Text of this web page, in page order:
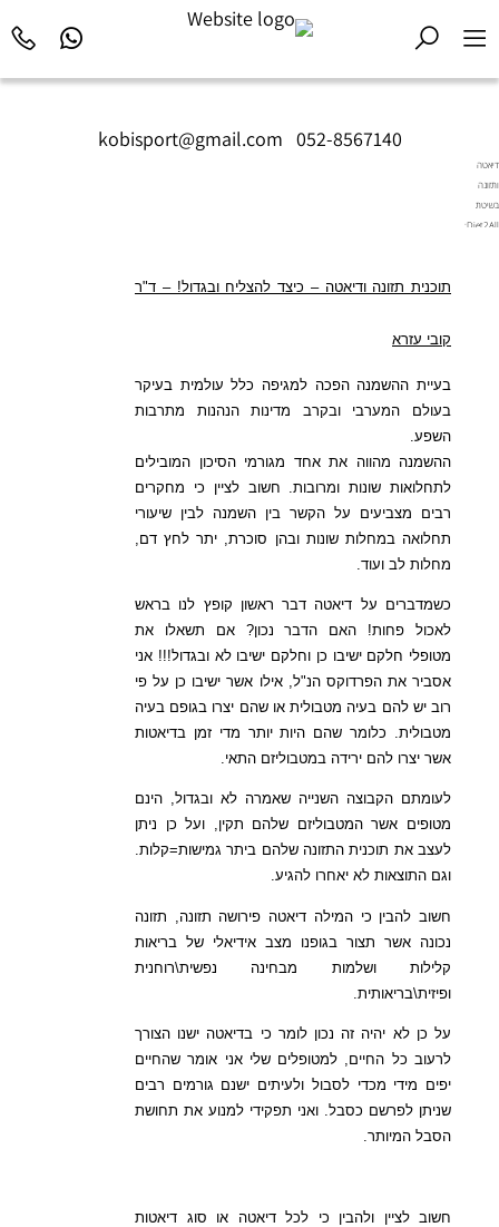
kobisport@gmail.com 052-8567140
דיאטה
ותזונה
בשיטת
Diet2All:
תוכנית תזונה ודיאטה – כיצד להצליח ובגדול! – ד"ר
קובי עזרא
בעיית ההשמנה הפכה למגיפה כלל עולמית בעיקר
בעולם המערבי ובקרב מדינות הנהנות מתרבות
השפע.
ההשמנה מהווה את אחד מגורמי הסיכון המובילים
לתחלואות שונות ומרובות. חשוב לציין כי מחקרים
רבים מצביעים על הקשר בין השמנה לבין שיעורי
תחלואה במחלות שונות ובהן סוכרת, יתר לחץ דם,
מחלות לב ועוד.
כשמדברים על דיאטה דבר ראשון קופץ לנו בראש
לאכול פחות! האם הדבר נכון? אם תשאלו את
מטופלי חלקם ישיבו כן וחלקם ישיבו לא ובגדול!!! אני
אסביר את הפרדוקס הנ"ל, אילו אשר ישיבו כן על פי
רוב יש להם בעיה מטבולית או שהם יצרו בגופם בעיה
מטבולית. כלומר שהם היות יותר מדי זמן בדיאטות
אשר יצרו להם ירידה במטבוליזם התאי.
לעומתם הקבוצה השנייה שאמרה לא ובגדול, הינם
מטופים אשר המטבוליזם שלהם תקין, ועל כן ניתן
לעצב את תוכנית התזונה שלהם ביתר גמישות=קלות.
וגם התוצאות לא יאחרו להגיע.
חשוב להבין כי המילה דיאטה פירושה תזונה, תזונה
נכונה אשר תצור בגופנו מצב אידיאלי של בריאות
קלילות ושלמות מבחינה נפשית\רוחנית
ופיזית\בריאותית.
על כן לא יהיה זה נכון לומר כי בדיאטה ישנו הצורך
לרעוב כל החיים, למטופלים שלי אני אומר שהחיים
יפים מידי מכדי לסבול ולעיתים ישנם גורמים רבים
שניתן לפרשם כסבל. ואני תפקידי למנוע את תחושת
הסבל המיותר.
חשוב לציין ולהבין כי לכל דיאטה או סוג דיאטות